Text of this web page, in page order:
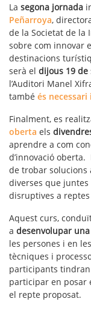
La segona jornada
Peñarroya,
de la Societat de la
sobre com innovar
destinacions
serà el dijous 19 de
l’Auditori Manel
també és
Finalment, es
oberta els
aprendre a com
d’innovació
de trobar solucions
diverses que
disruptives a reptes
Aquest curs,
a desenvolupar
les persones i en
tècniques i
participants
participar en posar
el repte proposat.